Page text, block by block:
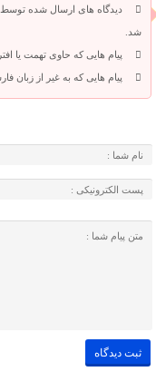
دیدگاه های ارسال شده توسط
شد.
پیام هایی که حاوی تهمت یا
پیام هایی که به غیر از زبان